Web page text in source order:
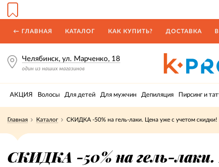
← ГЛАВНАЯ КАТАЛОГ КАК КУПИТЬ? ДОСТАВКА
Челябинск, ул. Марченко, 18
один из наших магазинов
АКЦИЯ Волосы Для детей Для мужчин Депиляция Пирсинг и
Главная Каталог СКИДКА -50% на гель-лаки. Цена уже с учетом скидки!
СКИДКА -50% на гель-